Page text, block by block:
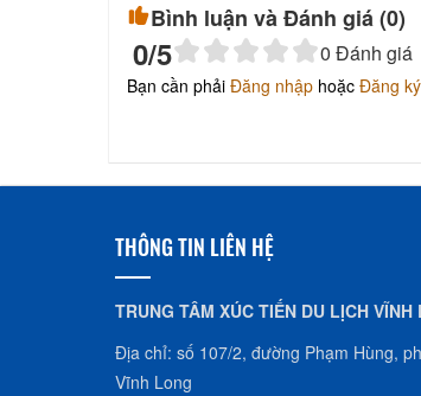
Bình luận và Đánh giá (0)
0/5 0 Đánh giá
Bạn cần phải Đăng nhập hoặc Đăng ký
THÔNG TIN LIÊN HỆ
TRUNG TÂM XÚC TIẾN DU LỊCH VĨNH
Địa chỉ: số 107/2, đường Phạm Hùng,
Vĩnh Long